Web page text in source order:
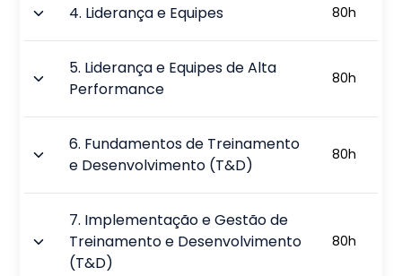
4. Liderança e Equipes 80h
5. Liderança e Equipes de Alta
Performance
80h
6. Fundamentos de Treinamento
e Desenvolvimento (T&D)
80h
7. Implementação e Gestão de
Treinamento e Desenvolvimento
(T&D)
80h